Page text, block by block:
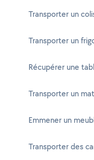
Transporter un
Transporter un
Récupérer une
Transporter un
Emmener un
Transporter des